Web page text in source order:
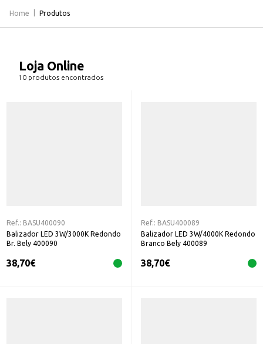
Home Produtos
Loja Online
10 produtos encontrados
Ref.: BASU400090
Balizador LED 3W/3000K Redondo
Br. Bely 400090
38,70€
Ref.: BASU400089
Balizador LED 3W/4000K Redondo
Branco Bely 400089
38,70€